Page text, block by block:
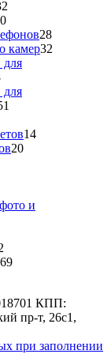
40
товаров
2828
товаров
камер32
для
363
товара
для
1414
2020
и
товара
6969
КПП:
пр-т, 26с1,
при заполнении